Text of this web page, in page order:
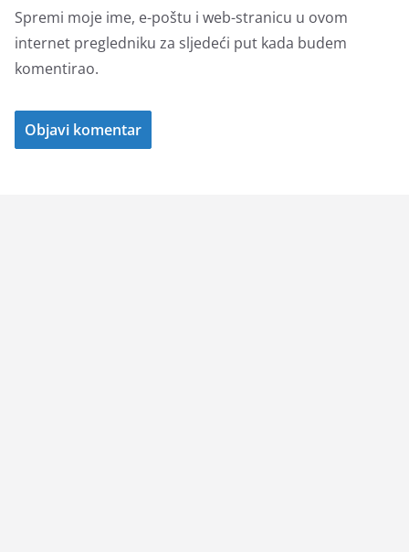
Spremi moje ime, e-poštu i web-stranicu u ovom
internet pregledniku za sljedeći put kada budem
komentirao.